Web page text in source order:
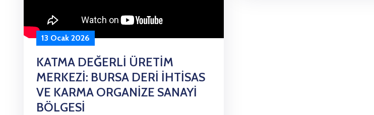
13 Ocak 2026
KATMA DEĞERLİ ÜRETİM
MERKEZİ: BURSA DERİ İHTİSAS
VE KARMA ORGANİZE SANAYİ
BÖLGESİ